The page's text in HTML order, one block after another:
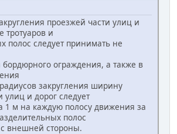
проезжей части улиц и
тротуаров и
полос следует принимать не
бордюрного ограждения, а также в
закругления ширину
улиц и дорог следует
1 м на каждую полосу движения за
полос
внешней стороны.